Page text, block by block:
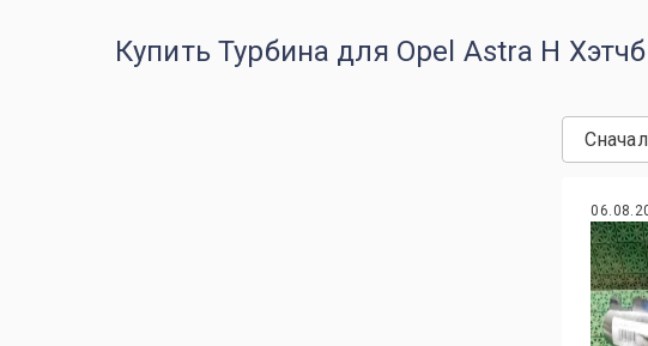
Купить Турбина для Opel Astra H